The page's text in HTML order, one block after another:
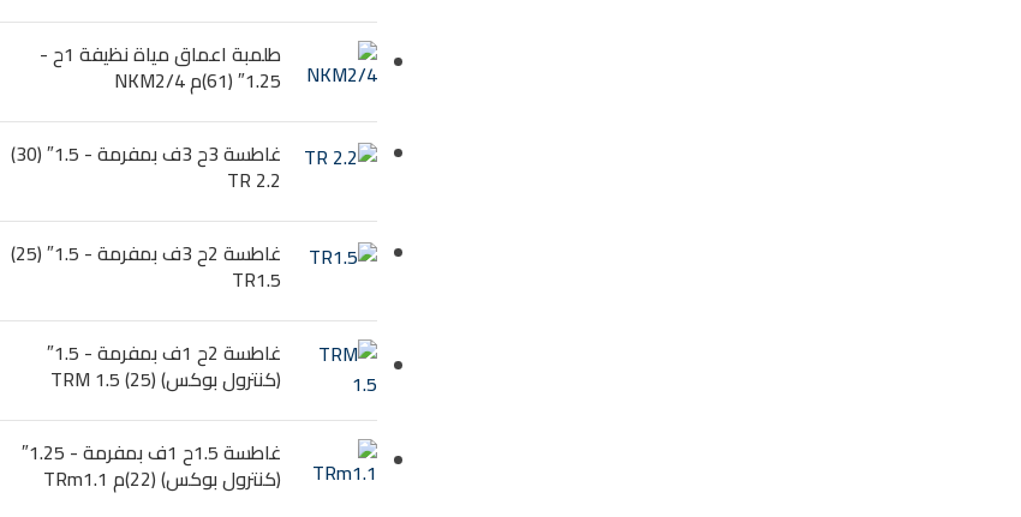
طلمبة اعماق مياة نظيفة 1ح -
1.25″ (61)م NKM2/4
غاطسة 3ح 3ف بمفرمة - 1.5″ (30)
TR 2.2
غاطسة 2ح 3ف بمفرمة - 1.5″ (25)
TR1.5
غاطسة 2ح 1ف بمفرمة - 1.5″
(كنترول بوكس) (25) TRM 1.5
غاطسة 1.5ح 1ف بمفرمة - 1.25″
(كنترول بوكس) (22)م TRm1.1